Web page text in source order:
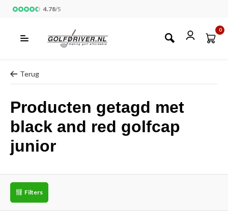
4.78/5
0
Terug
Producten getagd met
black and red golfcap
junior
Filters